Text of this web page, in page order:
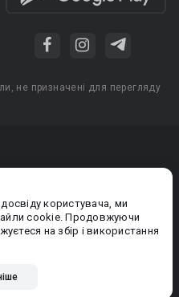
користувача, ми
cookie. Продовжуючи
на збір і використання
не призначені для перегляду
контенту